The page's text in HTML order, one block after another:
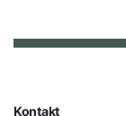
Kontakt